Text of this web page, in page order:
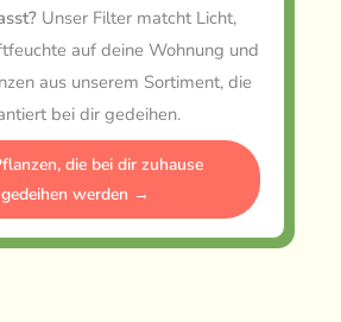
Unser Filter matcht Licht,
auf deine Wohnung und
aus unserem Sortiment, die
bei dir gedeihen.
die bei dir zuhause
gedeihen werden →